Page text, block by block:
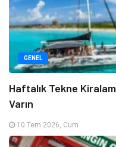
GENEL
Haftalık Tekne
Varın
10 Tem 2026, Cum